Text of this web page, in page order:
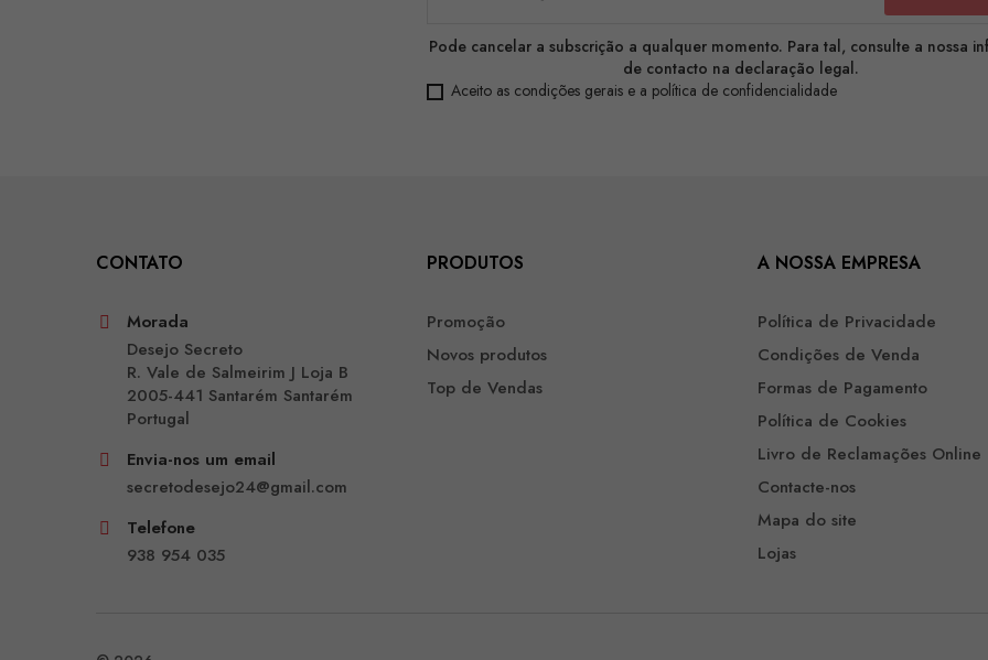
Pode cancelar a subscrição a qualquer momento. Para tal, consulte a nossa
de contacto na declaração legal.
Aceito as condições gerais e a política de confidencialidade
CONTATO
Morada
Desejo Secreto
R. Vale de Salmeirim J Loja B
2005-441 Santarém Santarém
Portugal
Envia-nos um email
secretodesejo24@gmail.com
Telefone
938 954 035
PRODUTOS
Promoção
Novos produtos
Top de Vendas
A NOSSA EMPRESA
Política de Privacidade
Condições de Venda
Formas de Pagamento
Política de Cookies
Livro de Reclamações Online
Contacte-nos
Mapa do site
Lojas